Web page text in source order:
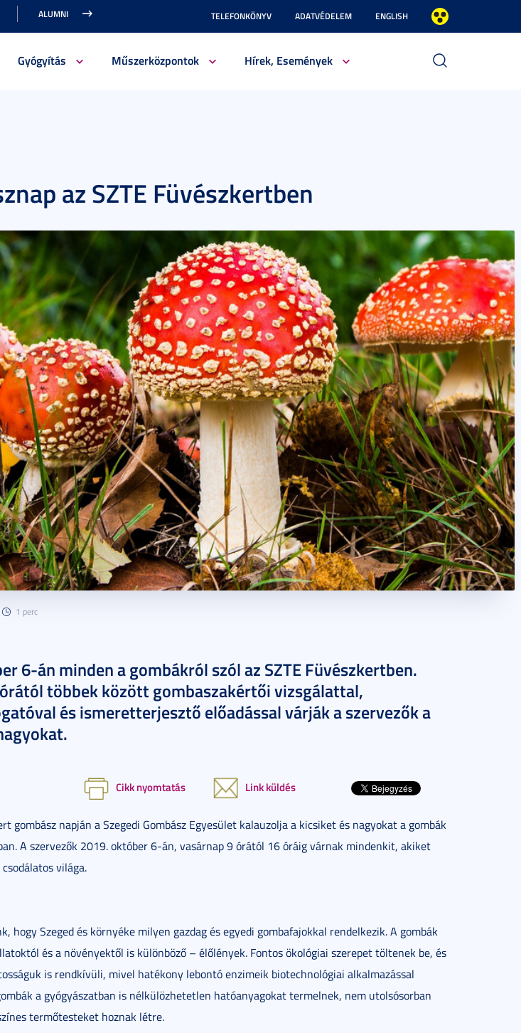
ALUMNI TELEFONKÖNYV ADATVÉDELEM ENGLISH
Gyógyítás Műszerközpontok Hírek, Események
az SZTE Füvészkertben
1 perc
6-án minden a gombákról szól az SZTE Füvészkertben.
többek között gombaszakértői vizsgálattal,
és ismeretterjesztő előadással várják a szervezők a
Cikk nyomtatás Link küldés
gombász napján a Szegedi Gombász Egyesület kalauzolja a kicsiket és nagyokat a gombák
A szervezők 2019. október 6-án, vasárnap 9 órától 16 óráig várnak mindenkit, akiket
világa.
hogy Szeged és környéke milyen gazdag és egyedi gombafajokkal rendelkezik. A gombák
és a növényektől is különböző – élőlények. Fontos ökológiai szerepet töltenek be, és
is rendkívüli, mivel hatékony lebontó enzimeik biotechnológiai alkalmazással
a gyógyászatban is nélkülözhetetlen hatóanyagokat termelnek, nem utolsósorban
termőtesteket hoznak létre.